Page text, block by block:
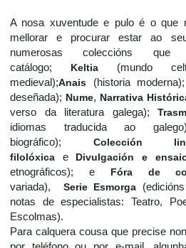
A nosa xuventude e pulo é o que
mellorar e procurar estar ao
numerosas coleccións
catálogo; Keltia (mundo
medieval);Anais (historia moderna);
deseñada); Nume, Narrativa
verso da literatura galega);
idiomas traducida ao
biográfico); Colección
filolóxica e Divulgación e
etnográficos); e Fóra de
variada), Serie Esmorga
notas de especialistas: Teatro,
Escolmas).
Para calquera cousa que precise